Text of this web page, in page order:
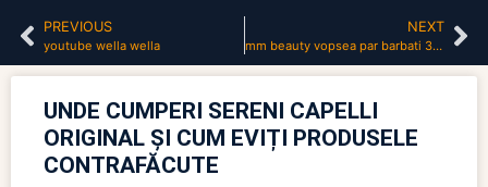
PREVIOUS
youtube wella wella
NEXT
mm beauty vopsea par barbati 3.0 castaniu natural inchis
UNDE CUMPERI SERENI CAPELLI
ORIGINAL ȘI CUM EVIȚI PRODUSELE
CONTRAFĂCUTE